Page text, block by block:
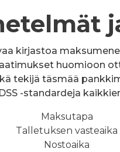
kirjastoa
huomioon
tekijä täsmää
-standardeja
Maksutapa
Talletuksen vasteaika
Nostoaika